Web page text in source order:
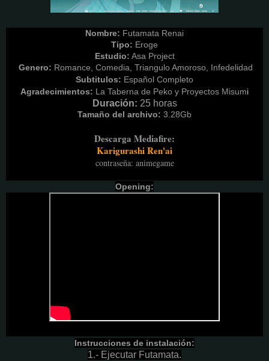
Nombre: Futamata Renai
Tipo: Eroge
Estudio: Asa Project
Genero: Romance, Comedia, Triangulo Amoroso, Infedelidad
Subtitulos: Español Completo
Agradecimientos: La Taberna de Peko y Proyectos Misumi
Duración: 25 horas
Tamaño del archivo: 3.28Gb
Descarga Mediafire:
Karigurashi Ren'ai
contraseña: animegame
Opening:
Instrucciones de instalación:
1.- Ejecutar Futamata.